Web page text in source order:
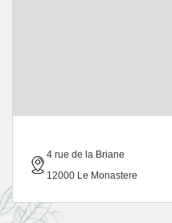
4 rue de la Briane
12000 Le Monastere